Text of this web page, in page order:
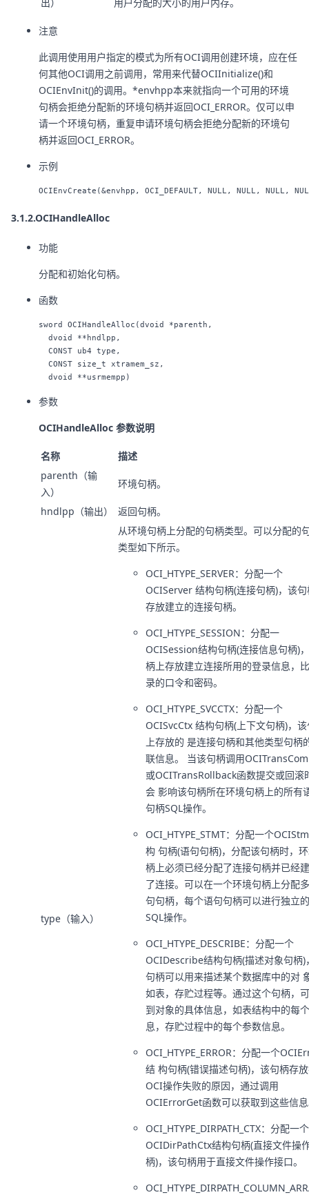
注意
此调用使用用户指定的模式为所有OCI调用创建环境，应在任
何其他OCI调用之前调用，常用来代替OCIInitialize()和
OCIEnvInit()的调用。*envhpp本来就指向一个可用的环境
句柄会拒绝分配新的环境句柄并返回OCI_ERROR。仅可以申
请一个环境句柄，重复申请环境句柄会拒绝分配新的环境句
柄并返回OCI_ERROR。
示例
3.1.2.OCIHandleAlloc
功能
分配和初始化句柄。
函数
sword OCIHandleAlloc(dvoid *parenth,
  dvoid **hndlpp,
  CONST ub4 type,
  CONST size_t xtramem_sz,
参数
OCIHandleAlloc 参数说明
名称
描述
parenth（输
入）
环境句柄。
hndlpp（输出） 返回句柄。
type（输入）
从环境句柄上分配的句柄类型。可以分配的
类型如下所示。
OCI_HTYPE_SERVER：分配一个
OCIServer 结构句柄(连接句柄)，该
存放建立的连接句柄。
OCI_HTYPE_SESSION：分配一
OCISession结构句柄(连接信息句柄)
柄上存放建立连接所用的登录信息，
录的口令和密码。
OCI_HTYPE_SVCCTX：分配一个
OCISvcCtx 结构句柄(上下文句柄)，
上存放的 是连接句柄和其他类型句柄
联信息。 当该句柄调用
或OCITransRollback函数提交或回滚
会 影响该句柄所在环境句柄上的所有
句柄SQL操作。
OCI_HTYPE_STMT：分配一个
构 句柄(语句句柄)，分配该句柄时，
柄上必须已经分配了连接句柄并已经
了连接。可以在一个环境句柄上分配
句句柄，每个语句句柄可以进行独立的
SQL操作。
OCI_HTYPE_DESCRIBE：分配一个
OCIDescribe结构句柄(描述对象句柄)
句柄可以用来描述某个数据库中的对
如表，存贮过程等。通过这个句柄，
到对象的具体信息，如表结构中的每
息，存贮过程中的每个参数信息。
OCI_HTYPE_ERROR：分配一个
结 构句柄(错误描述句柄)，该句柄存
OCI操作失败的原因，通过调用
OCIErrorGet函数可以获取到这些信
OCI_HTYPE_DIRPATH_CTX：分配一个
OCIDirPathCtx结构句柄(直接文件操
柄)，该句柄用于直接文件操作接口。